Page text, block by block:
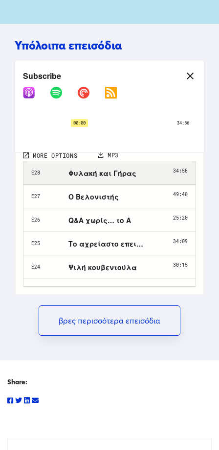
Υπόλοιπα επεισόδια
βρες περισσότερα επεισόδια
Share: